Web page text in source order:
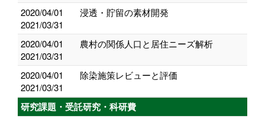
2020/04/01
2021/03/31
浸透・貯留の素材開発
2020/04/01
2021/03/31
農村の関係人口と居住ニーズ解析
2020/04/01
2021/03/31
除染施策レビューと評価
研究課題・受託研究・科研費